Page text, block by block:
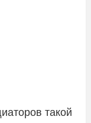
такой